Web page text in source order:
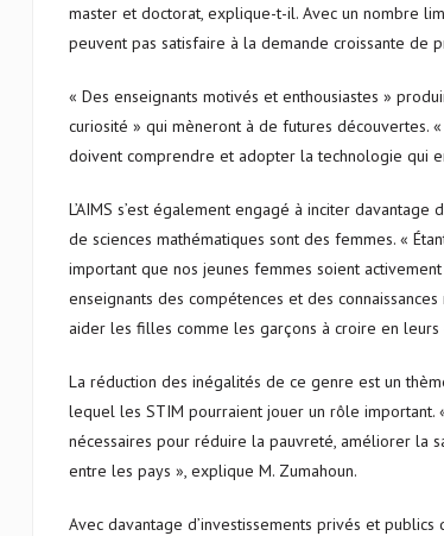
master et doctorat, explique-t-il. Avec un nombre
peuvent pas satisfaire à la demande croissante de
« Des enseignants motivés et enthousiastes »
curiosité » qui mèneront à de futures découvertes.
doivent comprendre et adopter la technologie qui
L’AIMS s’est également engagé à inciter
de sciences mathématiques sont des femmes. «
important que nos jeunes femmes soient
enseignants des compétences et des
aider les filles comme les garçons à croire en leurs
La réduction des inégalités de ce genre est un
lequel les STIM pourraient jouer un rôle important.
nécessaires pour réduire la pauvreté, améliorer la
entre les pays », explique M. Zumahoun.
Avec davantage d’investissements privés et